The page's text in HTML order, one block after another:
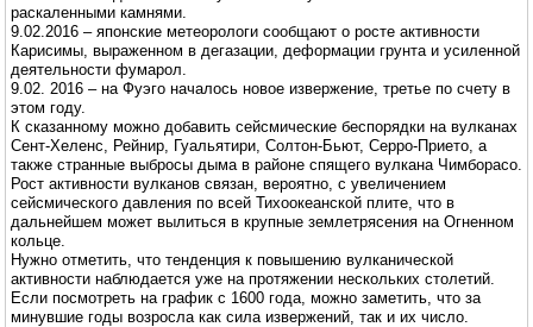
раскаленными камнями.
9.02.2016 – японские метеорологи сообщают о росте активности
Карисимы, выраженном в дегазации, деформации грунта и усиленной
деятельности фумарол.
9.02. 2016 – на Фуэго началось новое извержение, третье по счету в
этом году.
К сказанному можно добавить сейсмические беспорядки на вулканах
Сент-Хеленс, Рейнир, Гуальятири, Солтон-Бьют, Серро-Прието, а
также странные выбросы дыма в районе спящего вулкана Чимборасо.
Рост активности вулканов связан, вероятно, с увеличением
сейсмического давления по всей Тихоокеанской плите, что в
дальнейшем может вылиться в крупные землетрясения на Огненном
кольце.
Нужно отметить, что тенденция к повышению вулканической
активности наблюдается уже на протяжении нескольких столетий.
Если посмотреть на график с 1600 года, можно заметить, что за
минувшие годы возросла как сила извержений, так и их число.